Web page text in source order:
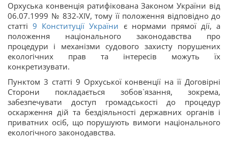
Орхуська конвенція ратифікована Законом України від
06.07.1999 № 832-ХІV, тому її положення відповідно до
статті 9 Конституції України є нормами прямої дії, а
положення національного законодавства про
процедури і механізми судового захисту порушених
екологічних прав та інтересів можуть їх
конкретизувати.
Пунктом 3 статті 9 Орхуської конвенції на її Договірні
Сторони покладається зобов`язання, зокрема,
забезпечувати доступ громадськості до процедур
оскарження дій та бездіяльності державних органів і
приватних осіб, що порушують вимоги національного
екологічного законодавства.